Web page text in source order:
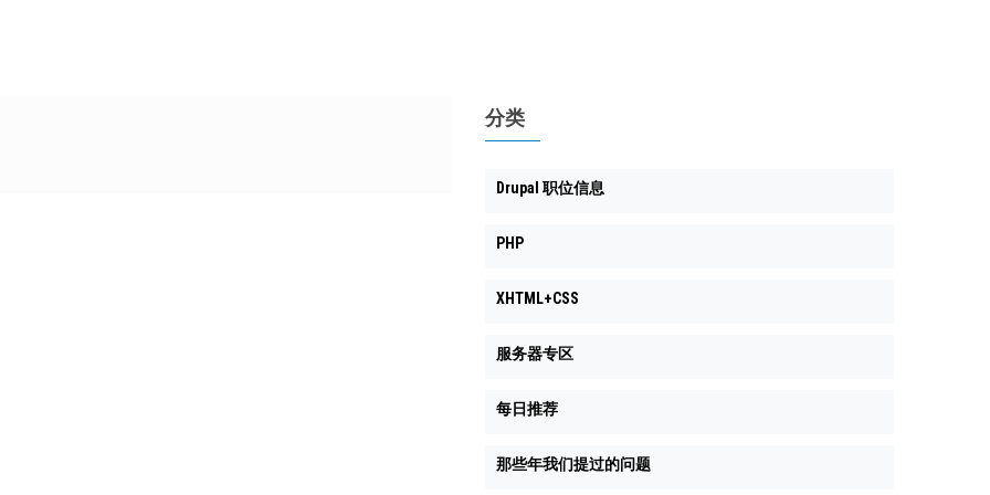
分类
Drupal 职位信息
PHP
XHTML+CSS
服务器专区
每日推荐
那些年我们提过的问题